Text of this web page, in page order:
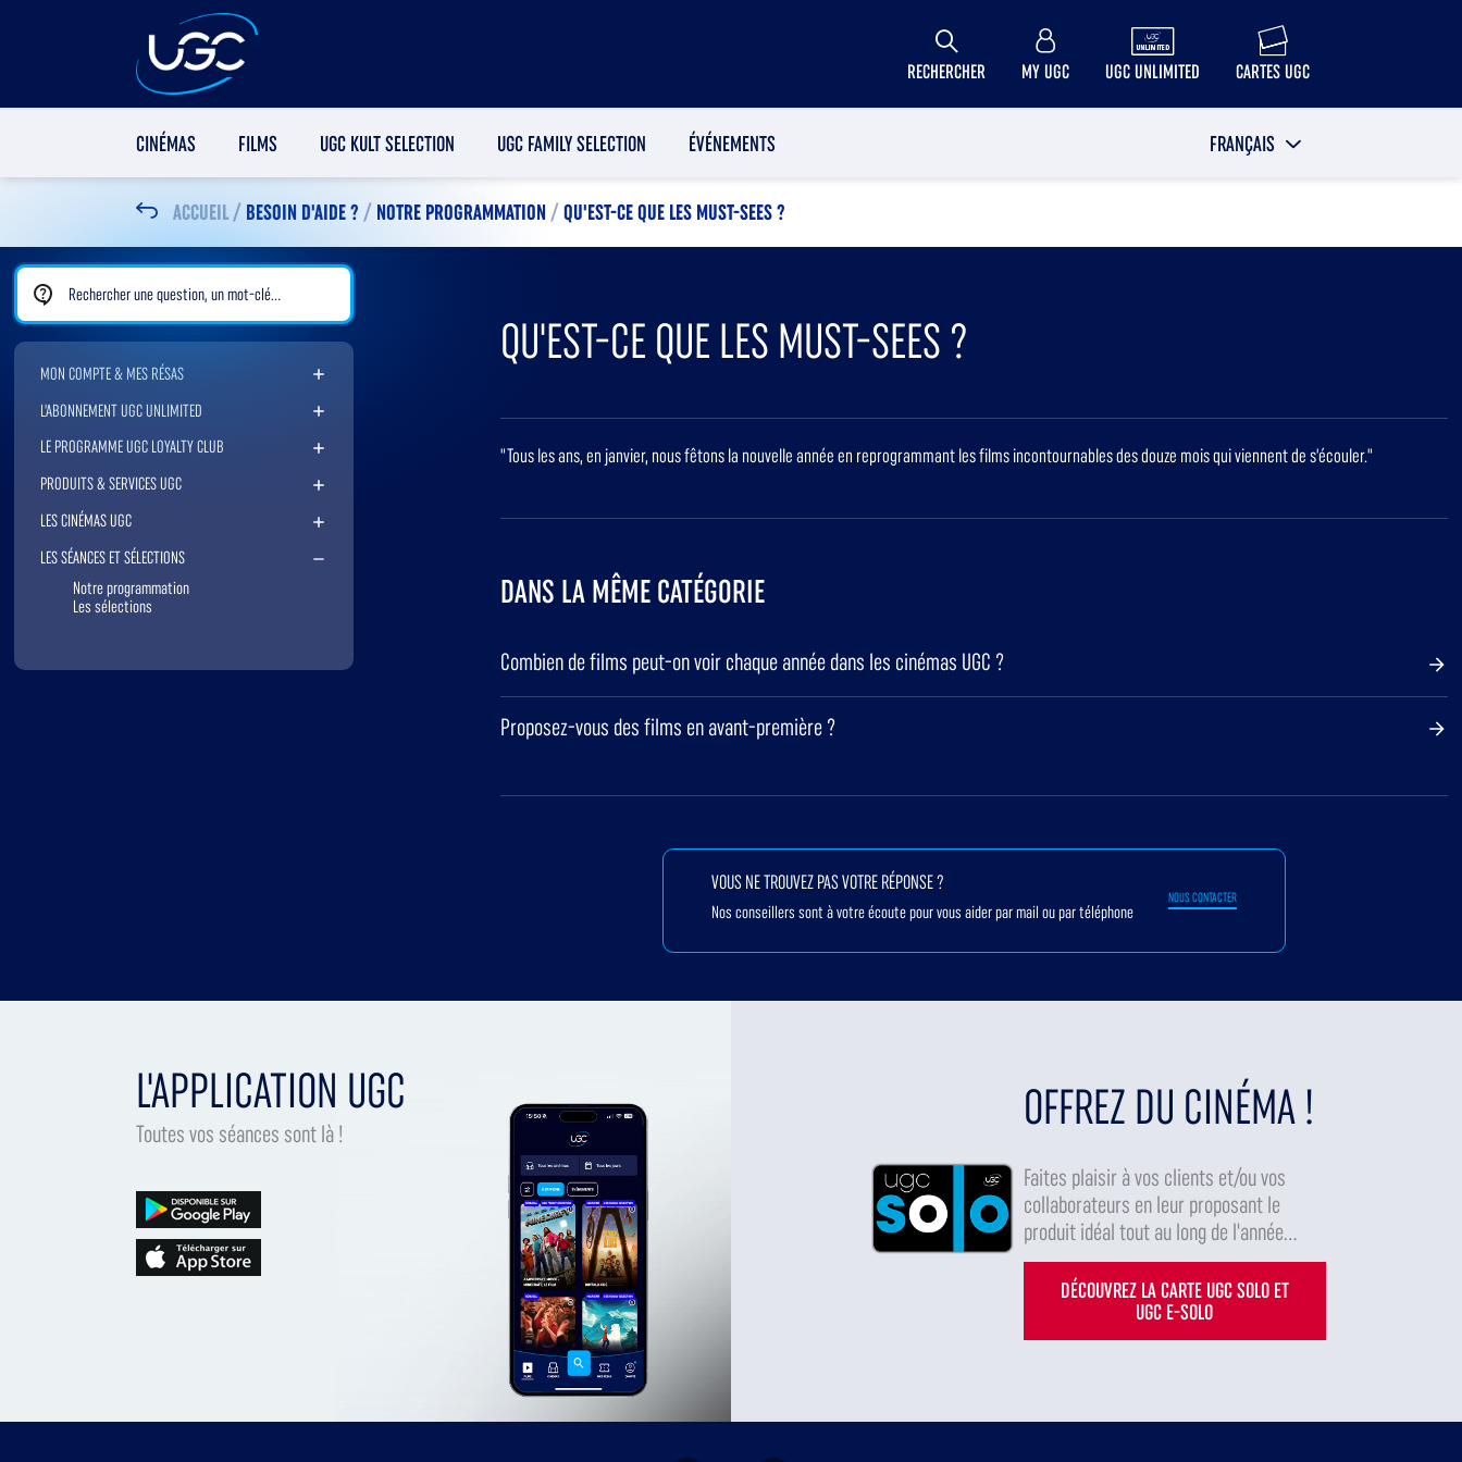
RECHERCHER MY UGC UGC UNLIMITED CARTES UGC
CINÉMAS FILMS UGC KULT SELECTION UGC FAMILY SELECTION ÉVÉNEMENTS FRANÇAIS
ACCUEIL/ BESOIN D'AIDE ? / NOTRE PROGRAMMATION/ QU'EST-CE QUE LES MUST-SEES ?
Rechercher une FAQ
MON COMPTE & MES RÉSAS
L'ABONNEMENT UGC UNLIMITED
LE PROGRAMME UGC LOYALTY CLUB
PRODUITS & SERVICES UGC
LES CINÉMAS UGC
LES SÉANCES ET SÉLECTIONS
Notre programmation
Les sélections
QU'EST-CE QUE LES MUST-SEES ?
"Tous les ans, en janvier, nous fêtons la nouvelle année en reprogrammant les films incontournables des douze mois qui viennent de s'écouler."
DANS LA MÊME CATÉGORIE
Combien de films peut-on voir chaque année dans les cinémas UGC ?
Proposez-vous des films en avant-première ?
VOUS NE TROUVEZ PAS VOTRE RÉPONSE ?
Nos conseillers sont à votre écoute pour vous aider par mail ou par téléphone
NOUS CONTACTER
L'APPLICATION UGC
Toutes vos séances sont là ! OFFREZ DU CINÉMA !
Faites plaisir à vos clients et/ou vos
collaborateurs en leur proposant le
produit idéal tout au long de l'année...
DÉCOUVREZ LA CARTE UGC SOLO ET
UGC E-SOLO